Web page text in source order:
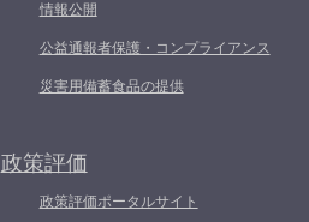
情報公開
公益通報者保護・コンプライアンス
災害用備蓄食品の提供
政策評価
政策評価ポータルサイト